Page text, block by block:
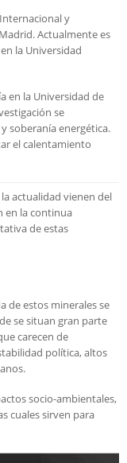
y
Actualmente es
la Universidad
en la Universidad de
se
soberanía energética.
el calentamiento
actualidad vienen del
en la continua
de estas
de estos minerales se
se situan gran parte
carecen de
política, altos
socio-ambientales,
cuales sirven para